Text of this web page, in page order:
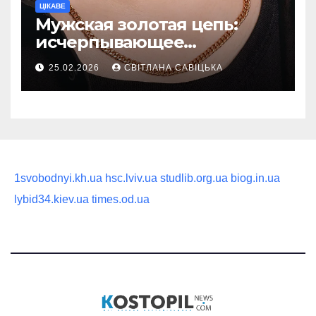
ЦІКАВЕ
Мужская золотая цепь:
исчерпывающее
руководство по выбору
статусного украшения
25.02.2026 СВІТЛАНА САВІЦЬКА
1svobodnyi.kh.ua hsc.lviv.ua studlib.org.ua biog.in.ua
lybid34.kiev.ua times.od.ua